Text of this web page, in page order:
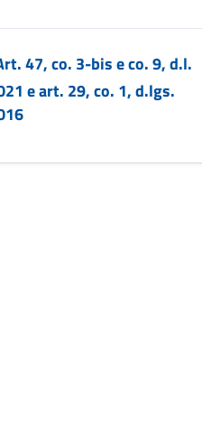
47, co. 3-bis e co. 9, d.l.
e art. 29, co. 1, d.lgs.